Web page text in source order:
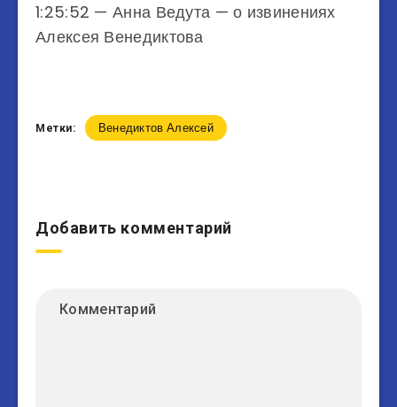
1:25:52 — Анна Ведута — о извинениях
Алексея Венедиктова
Метки: Венедиктов Алексей
Добавить комментарий